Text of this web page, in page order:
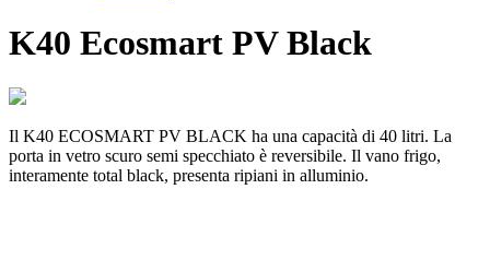
K40 Ecosmart PV Black
Il K40 ECOSMART PV BLACK ha una capacità di 40 litri. La
porta in vetro scuro semi specchiato è reversibile. Il vano frigo,
interamente total black, presenta ripiani in alluminio.